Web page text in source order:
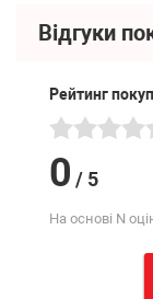
Відгуки
Рейтинг
0 / 5
На основі N